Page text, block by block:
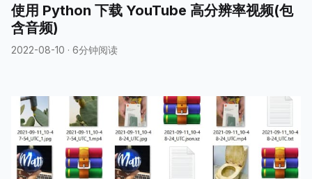
使用 Python 下载 YouTube 高分辨率视频(包
含音频)
2022-08-10 · 6分钟阅读